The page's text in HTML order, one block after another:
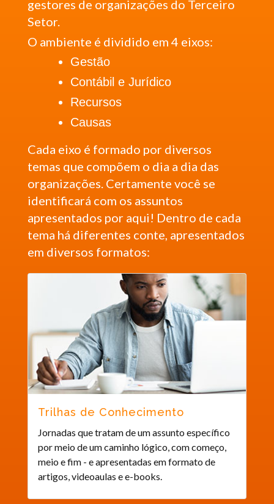
gestores de organizações do Terceiro
Setor.
O ambiente é dividido em 4 eixos:
Gestão
Contábil e Jurídico
Recursos
Causas
Cada eixo é formado por diversos
temas que compõem o dia a dia das
organizações. Certamente você se
identificará com os assuntos
apresentados por aqui! Dentro de cada
tema há diferentes conte, apresentados
em diversos formatos:
Trilhas de Conhecimento
Jornadas que tratam de um assunto específico
por meio de um caminho lógico, com começo,
meio e fim - e apresentadas em formato de
artigos, videoaulas e e-books.